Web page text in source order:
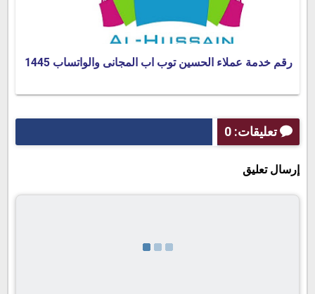
رقم خدمة عملاء الحسين توب اب المجانى والواتساب 1445
تعليقات: 0
إرسال تعليق